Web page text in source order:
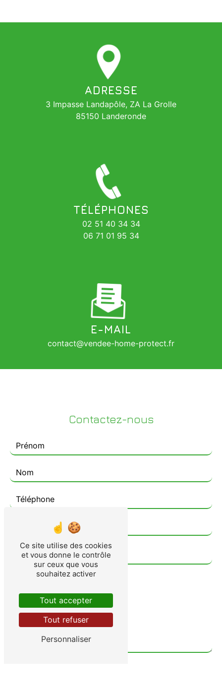
ADRESSE
3 Impasse Landapôle, ZA La Grolle
85150 Landeronde
TÉLÉPHONES
02 51 40 34 34
06 71 01 95 34
E-MAIL
contact@vendee-home-protect.fr
Contactez-nous
Ce site utilise des cookies
et vous donne le contrôle
sur ceux que vous
souhaitez activer
Tout accepter
Tout refuser
Personnaliser